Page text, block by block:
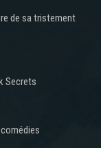
de sa tristement
Secrets